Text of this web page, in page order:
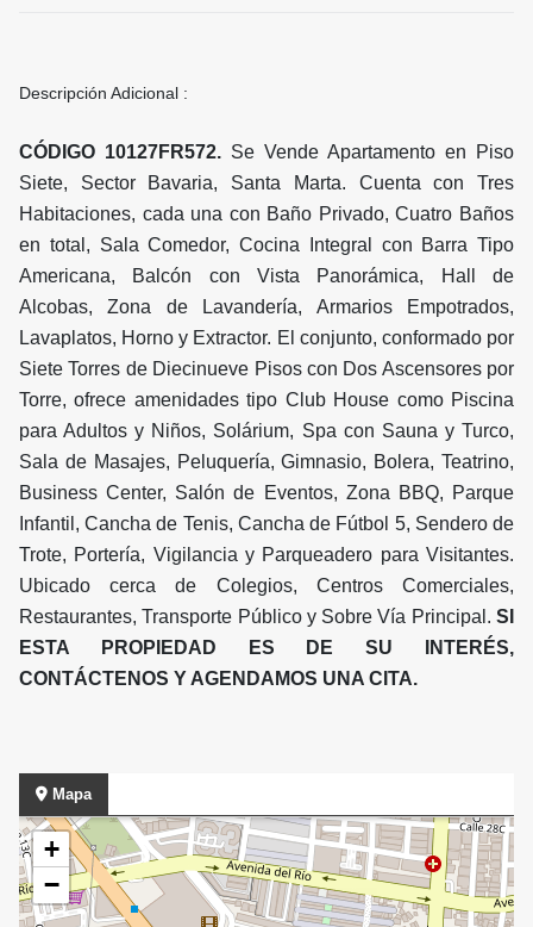
Descripción Adicional :
CÓDIGO 10127FR572. Se Vende Apartamento en Piso
Siete, Sector Bavaria, Santa Marta. Cuenta con Tres
Habitaciones, cada una con Baño Privado, Cuatro Baños
en total, Sala Comedor, Cocina Integral con Barra Tipo
Americana, Balcón con Vista Panorámica, Hall de
Alcobas, Zona de Lavandería, Armarios Empotrados,
Lavaplatos, Horno y Extractor. El conjunto, conformado por
Siete Torres de Diecinueve Pisos con Dos Ascensores por
Torre, ofrece amenidades tipo Club House como Piscina
para Adultos y Niños, Solárium, Spa con Sauna y Turco,
Sala de Masajes, Peluquería, Gimnasio, Bolera, Teatrino,
Business Center, Salón de Eventos, Zona BBQ, Parque
Infantil, Cancha de Tenis, Cancha de Fútbol 5, Sendero de
Trote, Portería, Vigilancia y Parqueadero para Visitantes.
Ubicado cerca de Colegios, Centros Comerciales,
Restaurantes, Transporte Público y Sobre Vía Principal. SI
ESTA PROPIEDAD ES DE SU INTERÉS,
CONTÁCTENOS Y AGENDAMOS UNA CITA.
Mapa
+
−